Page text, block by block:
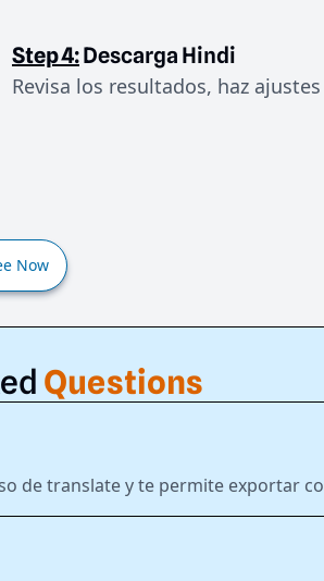
Step 4:Descarga Hindi
Revisa los resultados, haz
Now
Questions
de translate y te permite exportar